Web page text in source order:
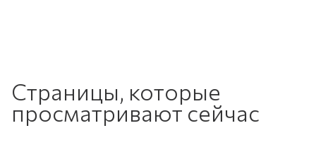
Страницы, которые
просматривают сейчас